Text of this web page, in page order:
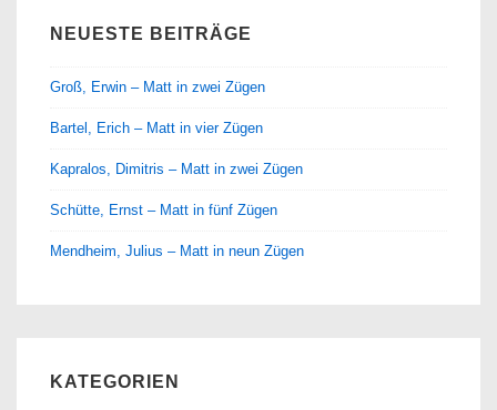
NEUESTE BEITRÄGE
Groß, Erwin – Matt in zwei Zügen
Bartel, Erich – Matt in vier Zügen
Kapralos, Dimitris – Matt in zwei Zügen
Schütte, Ernst – Matt in fünf Zügen
Mendheim, Julius – Matt in neun Zügen
KATEGORIEN